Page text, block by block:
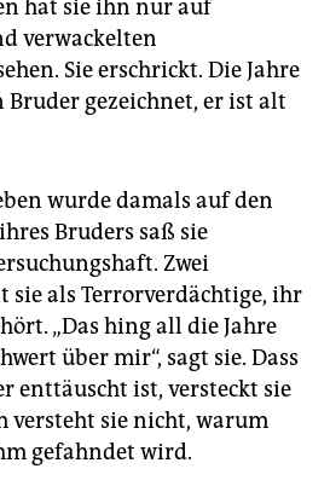
hat sie ihn nur auf
verwackelten
Sie erschrickt. Die Jahre
gezeichnet, er ist alt
wurde damals auf den
Bruders saß sie
Zwei
sie als Terrorverdächtige, ihr
„Das hing all die Jahre
über mir“, sagt sie. Dass
enttäuscht ist, versteckt sie
versteht sie nicht, warum
gefahndet wird.